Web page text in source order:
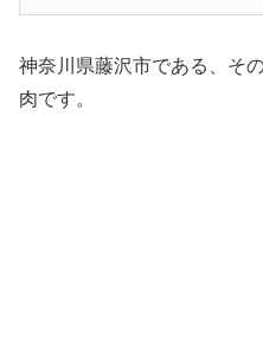
神奈川県藤沢市である、そ
肉です。